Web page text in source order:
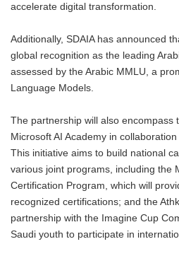
accelerate digital transformation.
Additionally, SDAIA has announced
global recognition as the leading
assessed by the Arabic MMLU, a
Language Models.
The partnership will also encompass
Microsoft AI Academy in collaboration
This initiative aims to build national
various joint programs, including the
Certification Program, which will
recognized certifications; and the
partnership with the Imagine Cup
Saudi youth to participate in